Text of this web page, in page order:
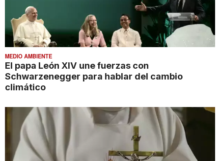
MEDIO AMBIENTE
El papa León XIV une fuerzas con
Schwarzenegger para hablar del cambio
climático